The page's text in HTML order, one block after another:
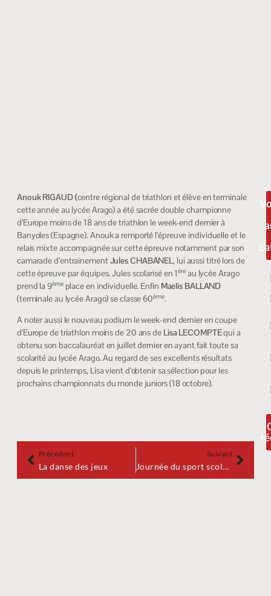
Anouk RIGAUD (centre régional de triathlon et élève en terminale
cette année au lycée Arago) a été sacrée double championne
d’Europe moins de 18 ans de triathlon le week-end dernier à
Banyoles (Espagne). Anouk a remporté l’épreuve individuelle et le
relais mixte accompagnée sur cette épreuve notamment par son
camarade d’entrainementJules CHABANEL, lui aussi titré lors de
cette épreuve par équipes. Jules scolarisé en 1èreau lycée Arago
prend la 9èmeplace en individuelle. Enfin Maelis BALLAND
(terminale au lycée Arago) se classe 60ème.
A noter aussi le nouveau podium le week-end dernier en coupe
d’Europe de triathlon moins de 20 ans de Lisa LECOMPTEqui a
obtenu son baccalauréat en juillet dernier en ayant fait toute sa
scolarité au lycée Arago. Au regard de ses excellents résultats
depuis le printemps, Lisa vient d’obtenir sa sélection pour les
prochains championnats du monde juniors (18 octobre).
Précédent
La danse des jeux
Suivant
Journée du sport scolaire , mercredi 18 septembre